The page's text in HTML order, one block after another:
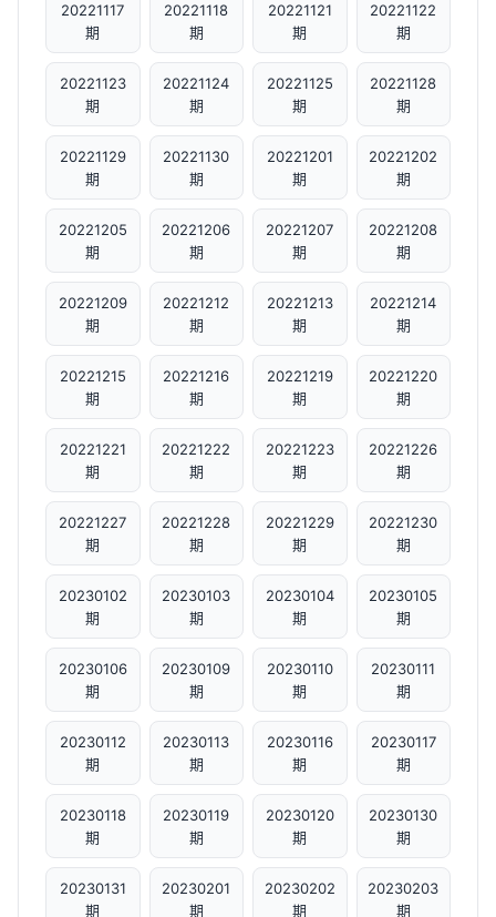
20221117
期
20221118
期
20221121
期
20221122
期
20221123
期
20221124
期
20221125
期
20221128
期
20221129
期
20221130
期
20221201
期
20221202
期
20221205
期
20221206
期
20221207
期
20221208
期
20221209
期
20221212
期
20221213
期
20221214
期
20221215
期
20221216
期
20221219
期
20221220
期
20221221
期
20221222
期
20221223
期
20221226
期
20221227
期
20221228
期
20221229
期
20221230
期
20230102
期
20230103
期
20230104
期
20230105
期
20230106
期
20230109
期
20230110
期
20230111
期
20230112
期
20230113
期
20230116
期
20230117
期
20230118
期
20230119
期
20230120
期
20230130
期
20230131
期
20230201
期
20230202
期
20230203
期